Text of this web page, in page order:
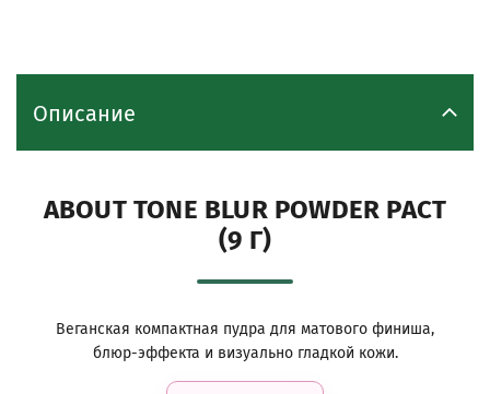
Описание
ABOUT TONE BLUR POWDER PACT
(9 Г)
Веганская компактная пудра для матового финиша,
блюр-эффекта и визуально гладкой кожи.